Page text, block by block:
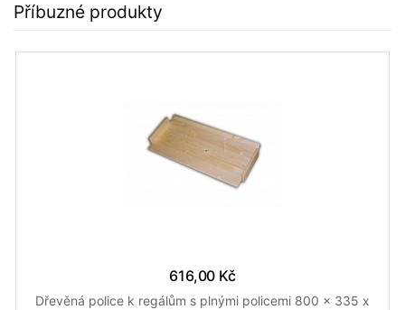
Příbuzné produkty
616,00 Kč
Dřevěná police k regálům s plnými policemi 800 x 335 x